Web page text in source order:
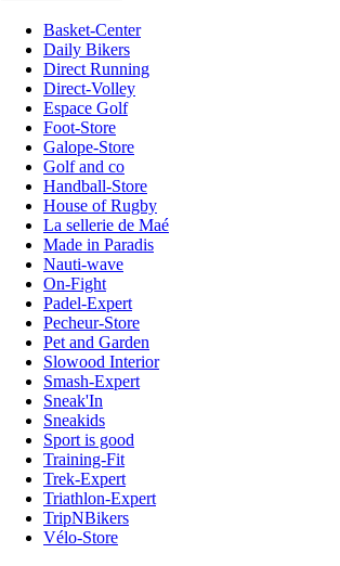
Basket-Center
Daily Bikers
Direct Running
Direct-Volley
Espace Golf
Foot-Store
Galope-Store
Golf and co
Handball-Store
House of Rugby
La sellerie de Maé
Made in Paradis
Nauti-wave
On-Fight
Padel-Expert
Pecheur-Store
Pet and Garden
Slowood Interior
Smash-Expert
Sneak'In
Sneakids
Sport is good
Training-Fit
Trek-Expert
Triathlon-Expert
TripNBikers
Vélo-Store